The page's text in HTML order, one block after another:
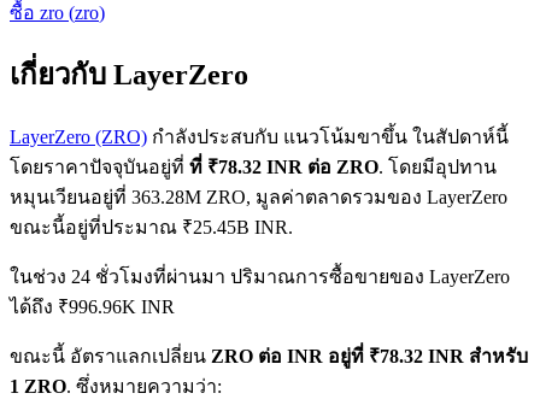
ฟิวเจอร์ส COIN-M
ฟิวเจอร์สสกุลเงินดิจิทัล
TradFi
อนุพันธ์ของหุ้น ฟอเร็กซ์ โลหะมีค่า และสินค้าโภคภัณฑ์
ซื้อ zro (zro)
เกี่ยวกับ LayerZero
LayerZero (ZRO) กำลังประสบกับ แนวโน้มขาขึ้น ในสัปดาห์นี้
โดยราคาปัจจุบันอยู่ที่ ที่ ₹78.32 INR ต่อ ZRO. โดยมีอุปทาน
หมุนเวียนอยู่ที่ 363.28M ZRO, มูลค่าตลาดรวมของ LayerZero
ขณะนี้อยู่ที่ประมาณ ₹25.45B INR.
ในช่วง 24 ชั่วโมงที่ผ่านมา ปริมาณการซื้อขายของ LayerZero
ได้ถึง ₹996.96K INR
ขณะนี้ อัตราแลกเปลี่ยน ZRO ต่อ INR อยู่ที่ ₹78.32 INR สำหรับ
1 ZRO. ซึ่งหมายความว่า: